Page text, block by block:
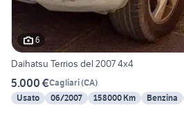
6
Daihatsu Terrios del 2007 4x4
5.000 €Cagliari(CA)
Usato
06/2007 158000 Km Benzina